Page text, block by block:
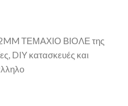
ΤΕΜΑΧΙΟ ΒΙΟΛΕ της
DIY κατασκευές και